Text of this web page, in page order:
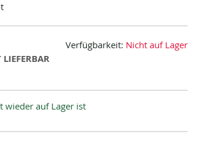
Verfügbarkeit: Nicht auf Lager
wieder auf Lager ist